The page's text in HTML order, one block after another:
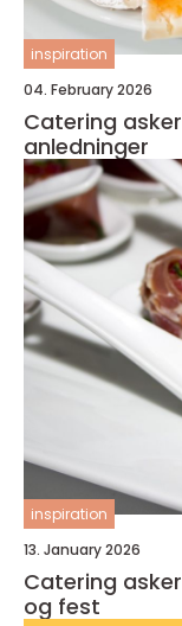
inspiration
04. February 2026
Catering asker smakfull mat til små og store
anledninger
inspiration
13. January 2026
Catering asker matopplevelser til hverdag
og fest